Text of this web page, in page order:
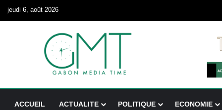
jeudi 6, août 2026
ACCUEIL ACTUALITE POLITIQUE ECONOMIE